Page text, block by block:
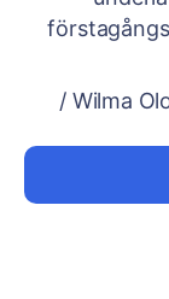
/ Wilma